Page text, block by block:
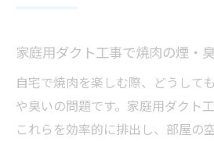
家庭用ダクト工事で焼肉の煙・
自宅で焼肉を楽しむ際、どうして
や臭いの問題です。家庭用ダクト
これらを効率的に排出し、部屋の